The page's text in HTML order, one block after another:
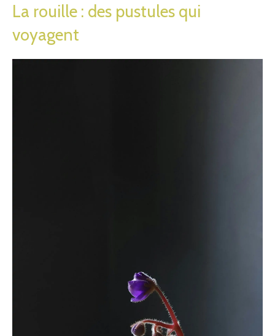
La rouille : des pustules qui
voyagent